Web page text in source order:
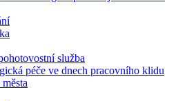
služba
péče ve dnech pracovního klidu